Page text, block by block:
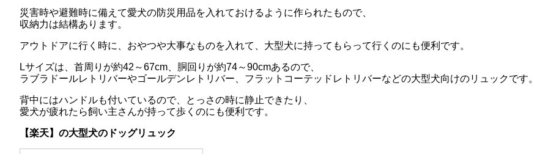
災害時や避難時に備えて愛犬の防災用品を入れておけるように作られたもので、
収納力は結構あります。
アウトドアに行く時に、おやつや大事なものを入れて、大型犬に持ってもらって行くのにも便利です。
Lサイズは、首周りが約42～67cm、胴回りが約74～90cmあるので、
ラブラドールレトリバーやゴールデンレトリバー、フラットコーテッドレトリバーなどの大型犬向けのリュックです。
背中にはハンドルも付いているので、とっさの時に静止できたり、
愛犬が疲れたら飼い主さんが持って歩くのにも便利です。
【楽天】の大型犬のドッグリュック